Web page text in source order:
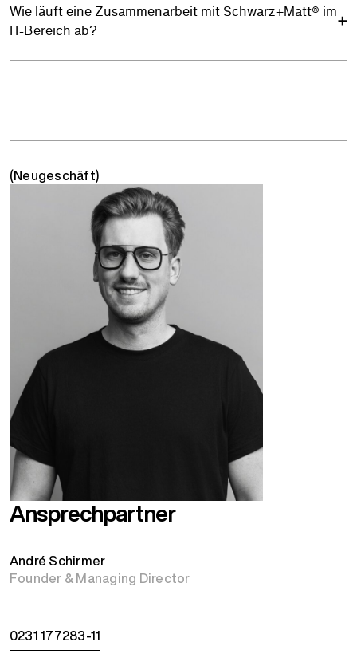
Wie läuft eine Zusammenarbeit mit Schwarz+Matt® im
IT-Bereich ab?
(Neugeschäft)
Ansprechpartner
André Schirmer
Founder & Managing Director
0231 177283-11